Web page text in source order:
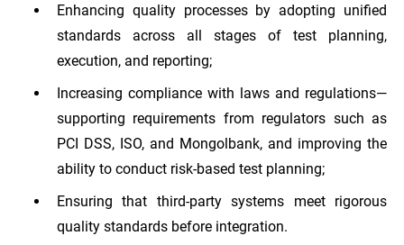
Enhancing quality processes by adopting unified
standards across all stages of test planning,
execution, and reporting;
Increasing compliance with laws and regulations—
supporting requirements from regulators such as
PCI DSS, ISO, and Mongolbank, and improving the
ability to conduct risk-based test planning;
Ensuring that third-party systems meet rigorous
quality standards before integration.